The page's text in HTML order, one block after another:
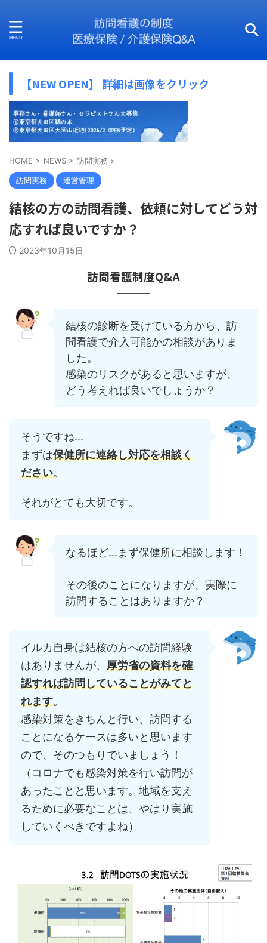
【NEW OPEN】 詳細は画像をクリック
HOME > NEWS > 訪問実務 >
訪問実務 運営管理
結核の方の訪問看護、依頼に対してどう対
応すれば良いですか？
2023年10月15日
訪問看護制度Q&A
結核の診断を受けている方から、訪
問看護で介入可能かの相談がありま
した。
感染のリスクがあると思いますが、
どう考えれば良いでしょうか？
そうですね...
まずは保健所に連絡し対応を相談く
ださい。
それがとても大切です。
なるほど...まず保健所に相談します！
その後のことになりますが、実際に
訪問することはありますか？
イルカ自身は結核の方への訪問経験
はありませんが、 厚労省の資料を確
認すれば訪問していることがみてと
れます。
感染対策をきちんと行い、訪問する
ことになるケースは多いと思います
ので、そのつもりでいましょう！
（コロナでも感染対策を行い訪問が
あったことと思います。地域を支え
るために必要なことは、やはり実施
していくべきですよね）